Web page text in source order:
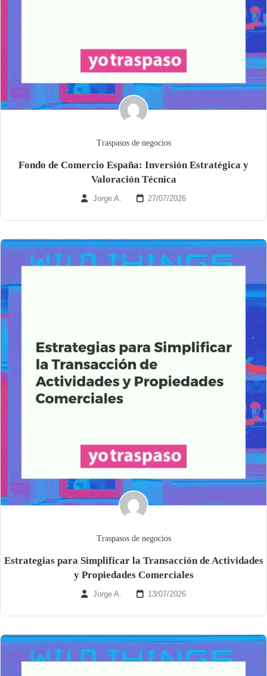
Traspasos de negocios
Fondo de Comercio España: Inversión Estratégica y
Valoración Técnica
Jorge A. 27/07/2026
Traspasos de negocios
Estrategias para Simplificar la Transacción de Actividades
y Propiedades Comerciales
Jorge A. 13/07/2026